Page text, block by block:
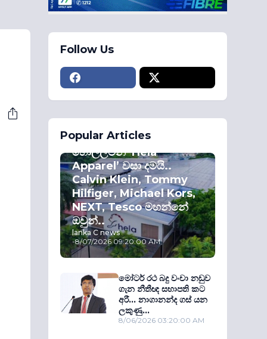
Follow Us
Popular Articles
කොළඹ කොටස්
හොල්ලමින් ‘Hela
Apparel’ වසා දමයි..
Calvin Klein, Tommy
Hilfiger, Michael Kors,
NEXT, Tesco මහන්නේ
ඔවුන්..
lanka C news
-8/07/2026 09:20:00 AM
මෝටර් රථ බදු වංචා නඩුව
ගැන නීතීඥ සභාපති කට
අරී... නාගානන්ද ගස් යන
ලකුණු...
8/06/2026 03:20:00 AM